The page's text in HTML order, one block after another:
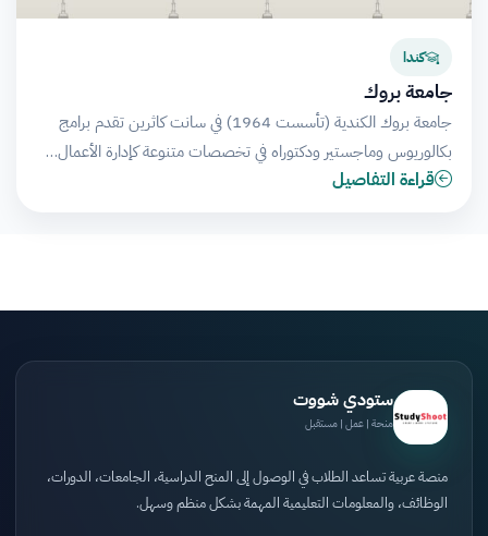
كندا
جامعة بروك
جامعة بروك الكندية (تأسست 1964) في سانت كاثرين تقدم برامج
بكالوريوس وماجستير ودكتوراه في تخصصات متنوعة كإدارة الأعمال…
قراءة التفاصيل
ستودي شووت
منحة | عمل | مستقبل
منصة عربية تساعد الطلاب في الوصول إلى المنح الدراسية، الجامعات، الدورات،
الوظائف، والمعلومات التعليمية المهمة بشكل منظم وسهل.